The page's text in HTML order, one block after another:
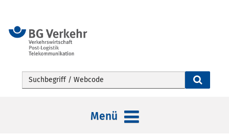
Webseite durchsuchen
Menü